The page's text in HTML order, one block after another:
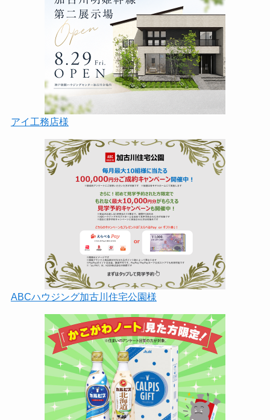
アイ工務店様
ABCハウジング加古川住宅公園様